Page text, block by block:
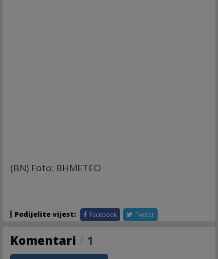
(BN) Foto: BHMETEO
Podijelite vijest: Facebook Twitter
Komentari 1